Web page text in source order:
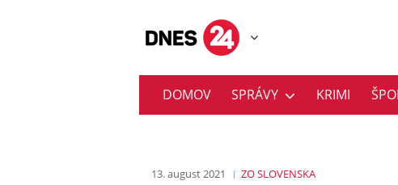
DOMOV SPRÁVY KRIMI
13. august 2021 ZO SLOVENSKA